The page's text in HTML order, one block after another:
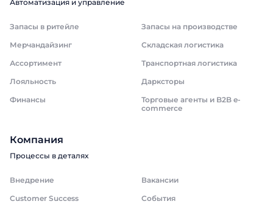
Автоматизация и управление
Запасы в ритейле
Запасы на производстве
Мерчандайзинг
Складская логистика
Ассортимент
Транспортная логистика
Лояльность
Дарксторы
Финансы
Торговые агенты и B2B e-
commerce
Компания
Процессы в деталях
Внедрение
Вакансии
Customer Success
События